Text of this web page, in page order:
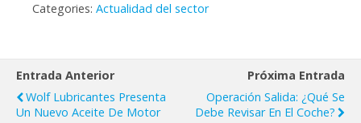
Categories: Actualidad del sector
Entrada Anterior
Wolf Lubricantes Presenta
Un Nuevo Aceite De Motor
Próxima Entrada
Operación Salida: ¿qué Se
Debe Revisar En El Coche?